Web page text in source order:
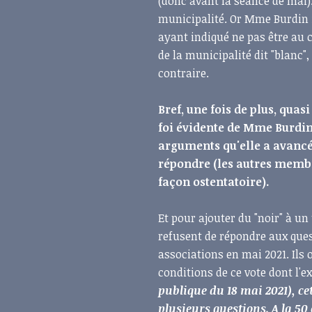
municipalité. Or Mme
ayant indiqué ne pas être au
de la municipalité dit
contraire.
Bref, une fois de plus,
foi évidente de Mme
arguments qu'elle a
répondre (les autres
façon ostentatoire).
Et pour ajouter du "noir" à
refusent de répondre aux
associations en mai 2021. Ils
conditions de ce vote dont
publique du 18 mai 2021),
plusieurs questions. A la